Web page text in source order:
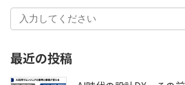
の
ー
ジ
ジ
ジ
最近の投稿